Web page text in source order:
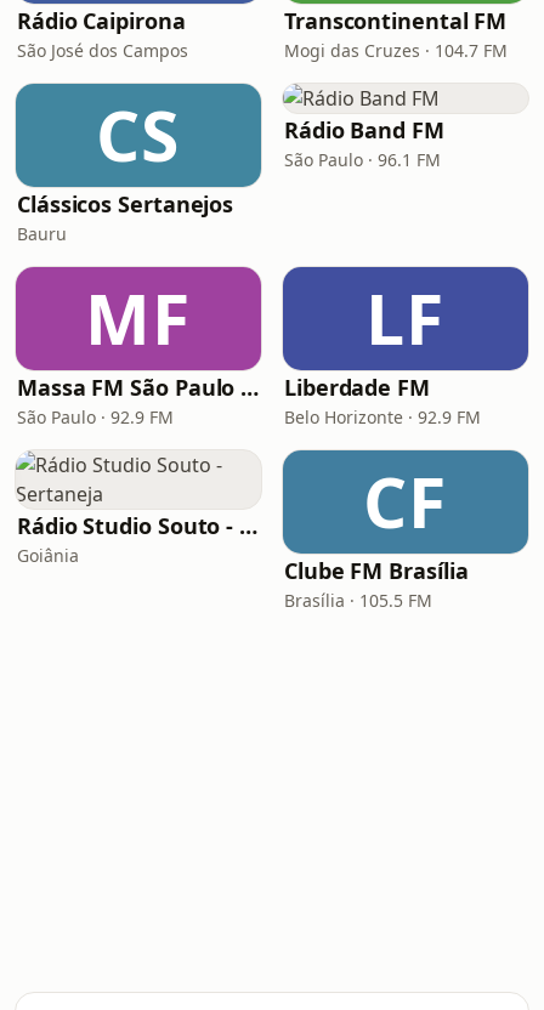
Rádio Caipirona
São José dos Campos
Transcontinental FM
Mogi das Cruzes · 104.7 FM
CS
Clássicos Sertanejos
Bauru
Rádio Band FM
São Paulo · 96.1 FM
MF
Massa FM São Paulo 92.9
São Paulo · 92.9 FM
LF
Liberdade FM
Belo Horizonte · 92.9 FM
Rádio Studio Souto - Sertaneja
Goiânia
CF
Clube FM Brasília
Brasília · 105.5 FM